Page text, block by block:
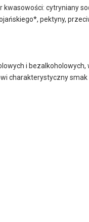
kwasowości: cytryniany
pektyny,
i bezalkoholowych,
charakterystyczny smak